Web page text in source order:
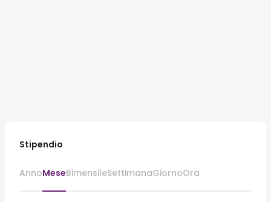
Stipendio
AnnoMeseBimensileSettimanaGiornoOra